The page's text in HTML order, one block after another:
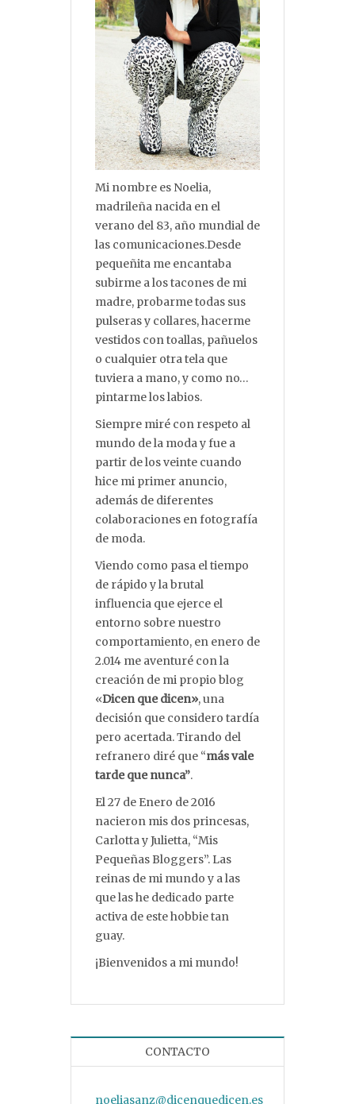
Mi nombre es Noelia,
madrileña nacida en el
verano del 83, año mundial de
las comunicaciones.Desde
pequeñita me encantaba
subirme a los tacones de mi
madre, probarme todas sus
pulseras y collares, hacerme
vestidos con toallas, pañuelos
o cualquier otra tela que
tuviera a mano, y como no…
pintarme los labios.
Siempre miré con respeto al
mundo de la moda y fue a
partir de los veinte cuando
hice mi primer anuncio,
además de diferentes
colaboraciones en fotografía
de moda.
Viendo como pasa el tiempo
de rápido y la brutal
influencia que ejerce el
entorno sobre nuestro
comportamiento, en enero de
2.014 me aventuré con la
creación de mi propio blog
«Dicen que dicen», una
decisión que considero tardía
pero acertada. Tirando del
refranero diré que “más vale
tarde que nunca”.
El 27 de Enero de 2016
nacieron mis dos princesas,
Carlotta y Julietta, “Mis
Pequeñas Bloggers”. Las
reinas de mi mundo y a las
que las he dedicado parte
activa de este hobbie tan
guay.
¡Bienvenidos a mi mundo!
CONTACTO
noeliasanz@dicenquedicen.es